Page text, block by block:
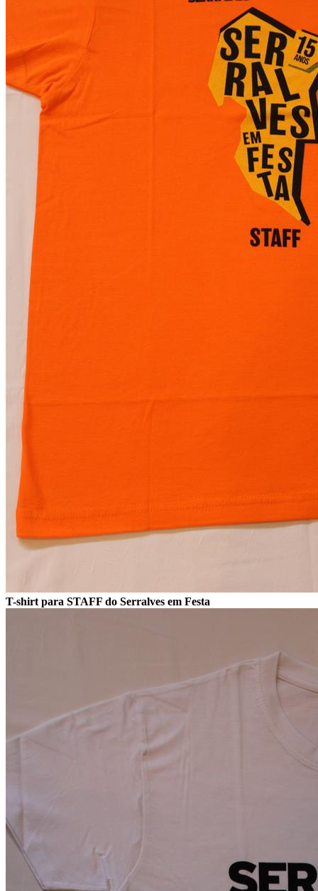
T-shirt para STAFF do Serralves em Festa